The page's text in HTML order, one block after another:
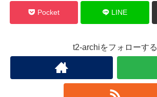
Pocket LINE
t2-archiをフォローする